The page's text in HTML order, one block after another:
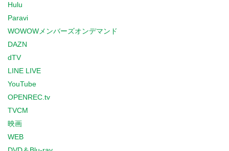
Hulu
Paravi
WOWOWメンバーズオンデマンド
DAZN
dTV
LINE LIVE
YouTube
OPENREC.tv
TVCM
映画
WEB